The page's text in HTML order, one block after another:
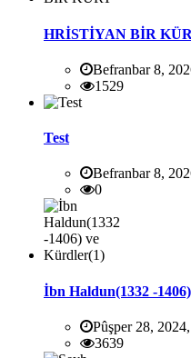
HRİSTİYAN BİR
Befranbar 8,
1529
Test
Befranbar 8,
0
İbn Haldun(1332 -
Pûşper 28,
3639